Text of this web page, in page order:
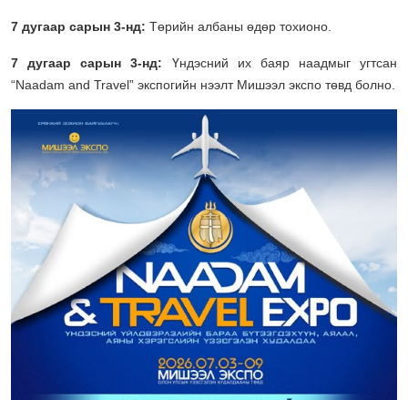
7 дугаар сарын 3-нд: Төрийн албаны өдөр тохионо.
7 дугаар сарын 3-нд: Үндэсний их баяр наадмыг угтсан
“Naadam and Travel” экспогийн нээлт Мишээл экспо төвд болно.